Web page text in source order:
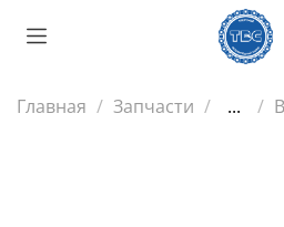
Главная Запчасти ...